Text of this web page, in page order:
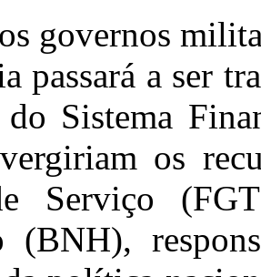
governos
passará a ser
do Sistema
os
Serviço
(BNH),